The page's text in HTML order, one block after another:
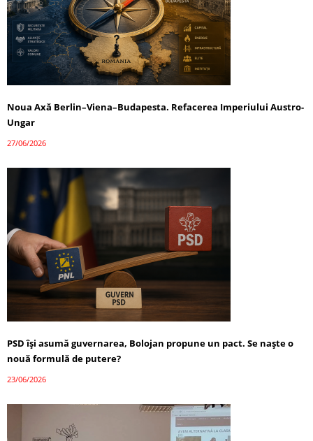
Noua Axă Berlin–Viena–Budapesta. Refacerea Imperiului Austro-
Ungar
27/06/2026
PSD își asumă guvernarea, Bolojan propune un pact. Se naște o
nouă formulă de putere?
23/06/2026